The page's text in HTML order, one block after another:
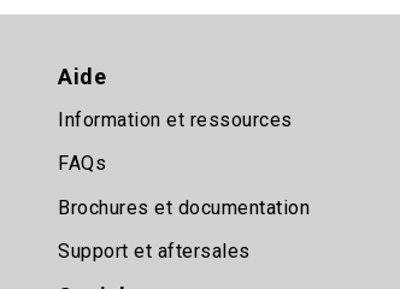
Aide
Information et ressources
FAQs
Brochures et documentation
Support et aftersales